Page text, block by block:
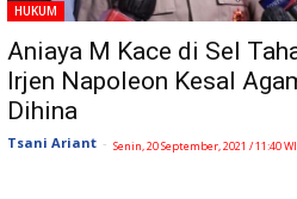
HUKUM
Aniaya M Kace di Sel
Irjen Napoleon Kesal
Dihina
Tsani Ariant - Senin, 20 September, 2021 / 11:40